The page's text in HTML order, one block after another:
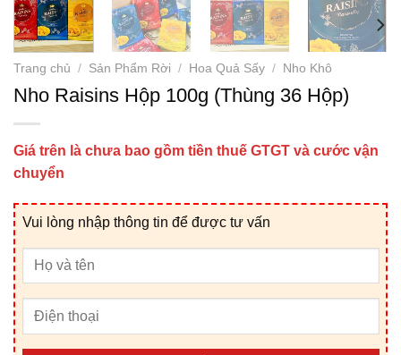
Trang chủ / Sản Phẩm Rời / Hoa Quả Sấy / Nho Khô
Nho Raisins Hộp 100g (Thùng 36 Hộp)
Giá trên là chưa bao gồm tiền thuế GTGT và cước vận
chuyển
Vui lòng nhập thông tin để được tư vấn